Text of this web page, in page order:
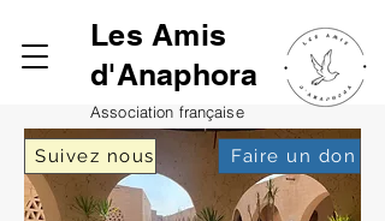
Faire un don
Suivez nous
Les Amis
d'Anaphora
Association française